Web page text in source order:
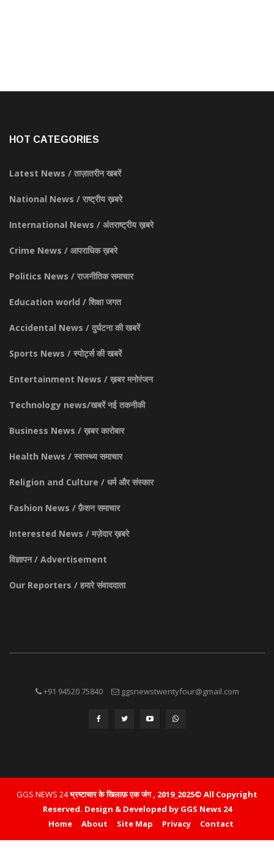
HOT CATEGORIES
Latest News / ताज़ातरीन खबरें
National News / राष्ट्रीय ख़बरे
International News / अंतराष्ट्रीय ख़बरे
Crime News / आपराधिक ख़बरे
Politics News / राजनीतिक समाचार
Education world / शिक्षा जगत
Accidental News / दुर्घटना की खबरें
Sports News / स्पोर्ट्स की खबरें
Entertainment News / ख़बर मनोरंजन
Technology news/खबरें नई तकनीकी
Business News / ख़बर कारोबार
Health News / स्वास्थ्य समाचार
Religion and Culture / धर्म और संस्कार
Fashion News / फ़ैशन समाचार
Interested News / मज़ेदार ख़बरे
विज्ञापन / Advertisement
Our Reporters / हमारे संवाददाता
+91 94520 75840 ggsnewstwentyfour@gmail.com
GGS NEWS 24भ्रष्टाचार के खिलाफ़ एक जंग , 2019_2025© All Copyright
Reserved. Design & Developed by GGS News 24
Home
About Site Map Privacy Contact